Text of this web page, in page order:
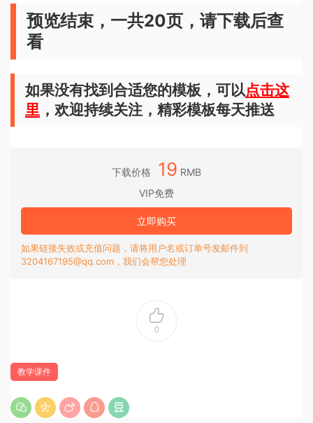
预览结束，一共20页，请下载后查
看
如果没有找到合适您的模板，可以点击这
里 ，欢迎持续关注，精彩模板每天推送
下载价格 19 RMB
VIP免费
立即购买
如果链接失效或充值问题，请将用户名或订单号发邮件到
3204167195@qq.com，我们会帮您处理
0
教学课件